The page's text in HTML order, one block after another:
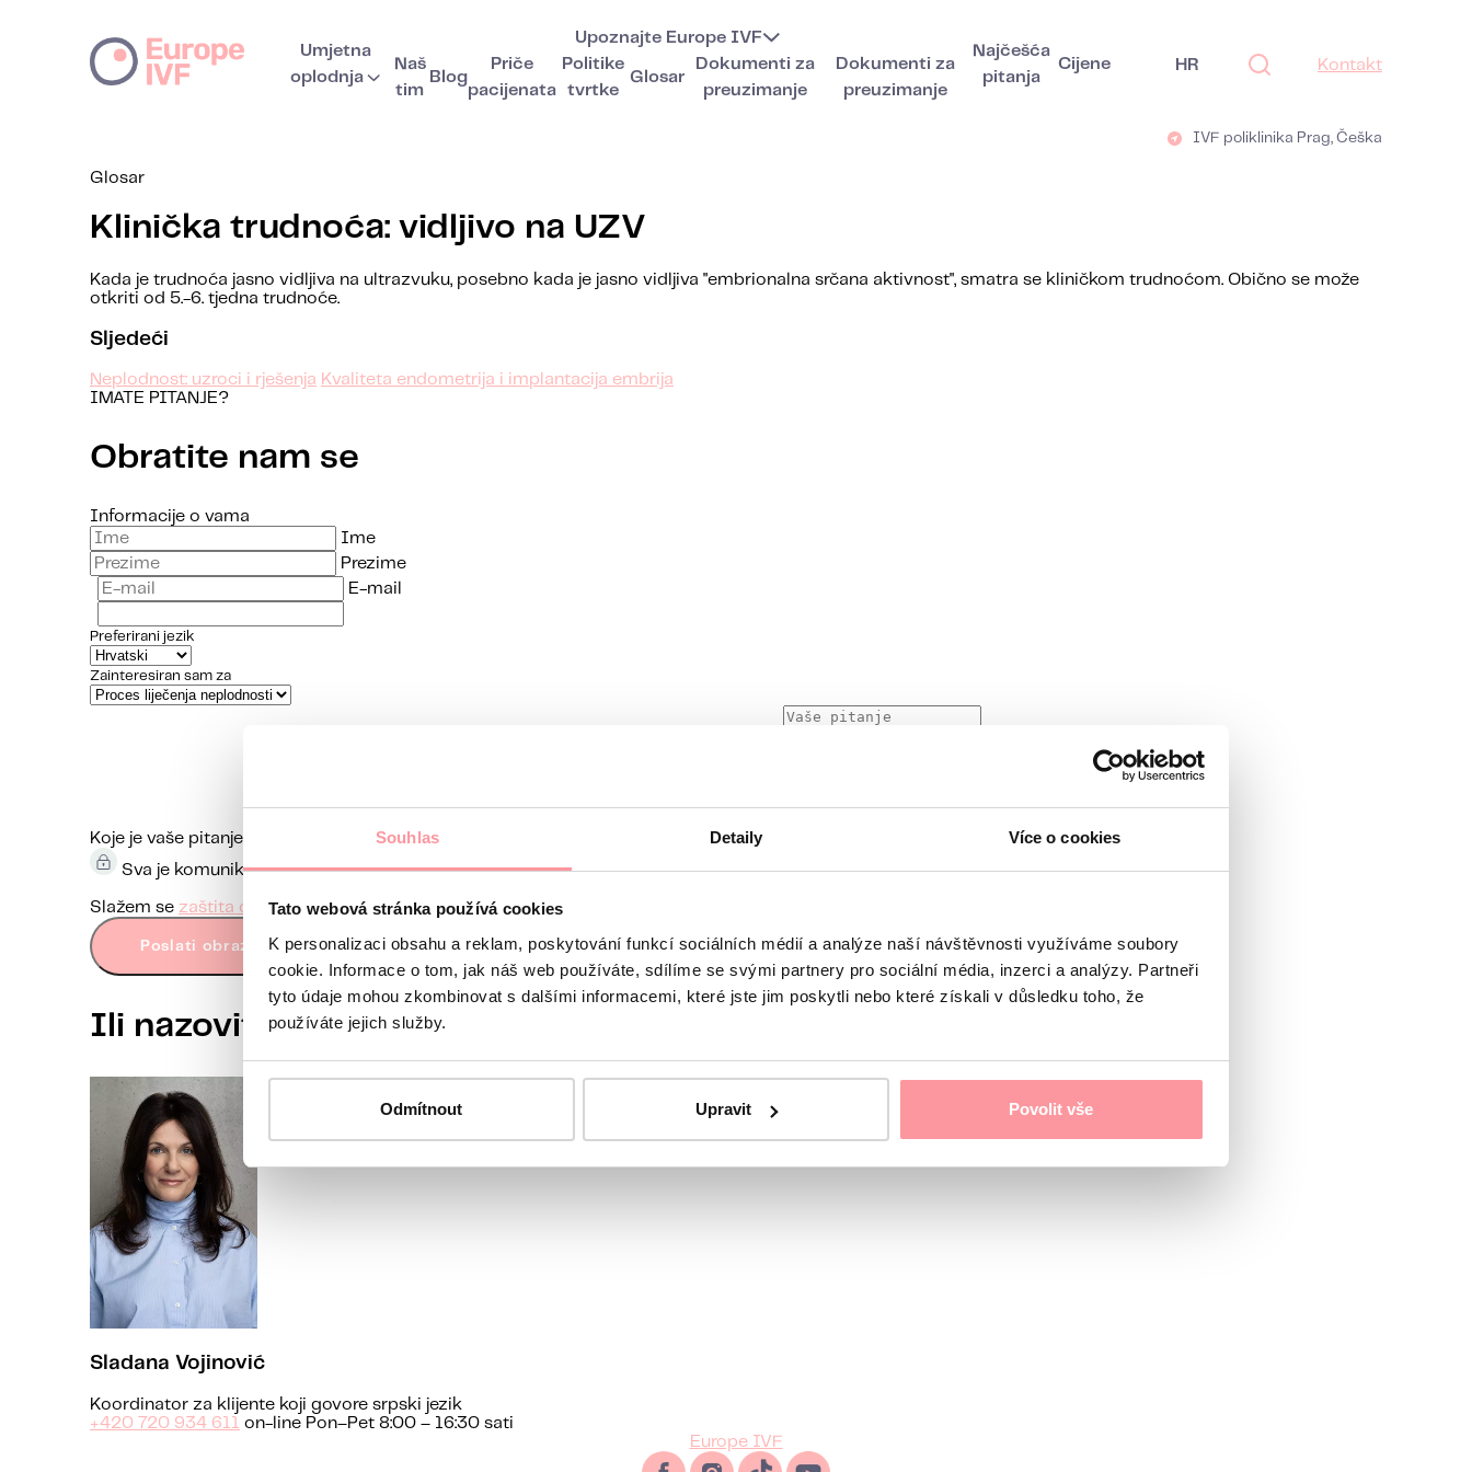
Souhlas Detaily Více o cookies
Tato webová stránka používá cookies
K personalizaci obsahu a reklam, poskytování funkcí sociálních médií a analýze naší návštěvnosti využíváme soubory
cookie. Informace o tom, jak náš web používáte, sdílíme se svými partnery pro sociální média, inzerci a analýzy. Partneři
tyto údaje mohou zkombinovat s dalšími informacemi, které jste jim poskytli nebo které získali v důsledku toho, že
používáte jejich služby.
Odmítnout Upravit Povolit vše
Umjetna
oplodnja
Upoznajte Europe IVF
Naš
tim
Blog
Priče
pacijenata
Politike
tvrtke
Glosar
Dokumenti za
preuzimanje
Dokumenti za
preuzimanje
Najčešća
pitanja
Cijene HR Kontakt
IVF poliklinika Prag, Češka
Glosar
Klinička trudnoća: vidljivo na UZV
Kada je trudnoća jasno vidljiva na ultrazvuku, posebno kada je jasno vidljiva "embrionalna srčana aktivnost", smatra se kliničkom trudnoćom. Obično se može
otkriti od 5.-6. tjedna trudnoće.
Sljedeći
Neplodnost: uzroci i rješenja Kvaliteta endometrija i implantacija embrija
IMATE PITANJE?
Obratite nam se
Informacije o vama
Ime
Prezime
E-mail
Preferirani jezik
Zainteresiran sam za
Koje je vaše pitanje?
Komunikacija je maksimalno diskretna, ne bojte se bilo što pitati
Sva je komunikacija šifrirana i odvija se putem SSL protokola, a podliježe pravilima našihNačela zaštite osobnih podataka
Slažem se zaštita osobnih podataka Obrazac se ne može poslati bez vašeg pristanka
Poslati obrazac
Ili nazovite našu koordinatoricu
Sladana Vojinović
Koordinator za klijente koji govore srpski jezik
+420 720 934 611
on-line Pon–Pet 8:00 – 16:30 sati
Europe IVF